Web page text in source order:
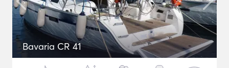
Bavaria CR 41